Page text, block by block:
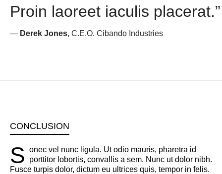
Proin laoreet iaculis placerat.”
— Derek Jones, C.E.O. Cibando Industries
CONCLUSION
S onec vel nunc ligula. Ut odio mauris, pharetra id
porttitor lobortis, convallis a sem. Nunc ut dolor nibh.
Fusce turpis dolor, dictum eu ultrices quis, tempor in felis.